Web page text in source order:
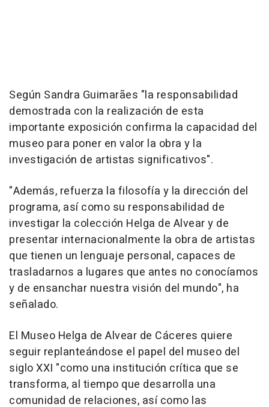
Según Sandra Guimarães "la responsabilidad
demostrada con la realización de esta
importante exposición confirma la capacidad del
museo para poner en valor la obra y la
investigación de artistas significativos".
"Además, refuerza la filosofía y la dirección del
programa, así como su responsabilidad de
investigar la colección Helga de Alvear y de
presentar internacionalmente la obra de artistas
que tienen un lenguaje personal, capaces de
trasladarnos a lugares que antes no conocíamos
y de ensanchar nuestra visión del mundo", ha
señalado.
El Museo Helga de Alvear de Cáceres quiere
seguir replanteándose el papel del museo del
siglo XXI "como una institución crítica que se
transforma, al tiempo que desarrolla una
comunidad de relaciones, así como las